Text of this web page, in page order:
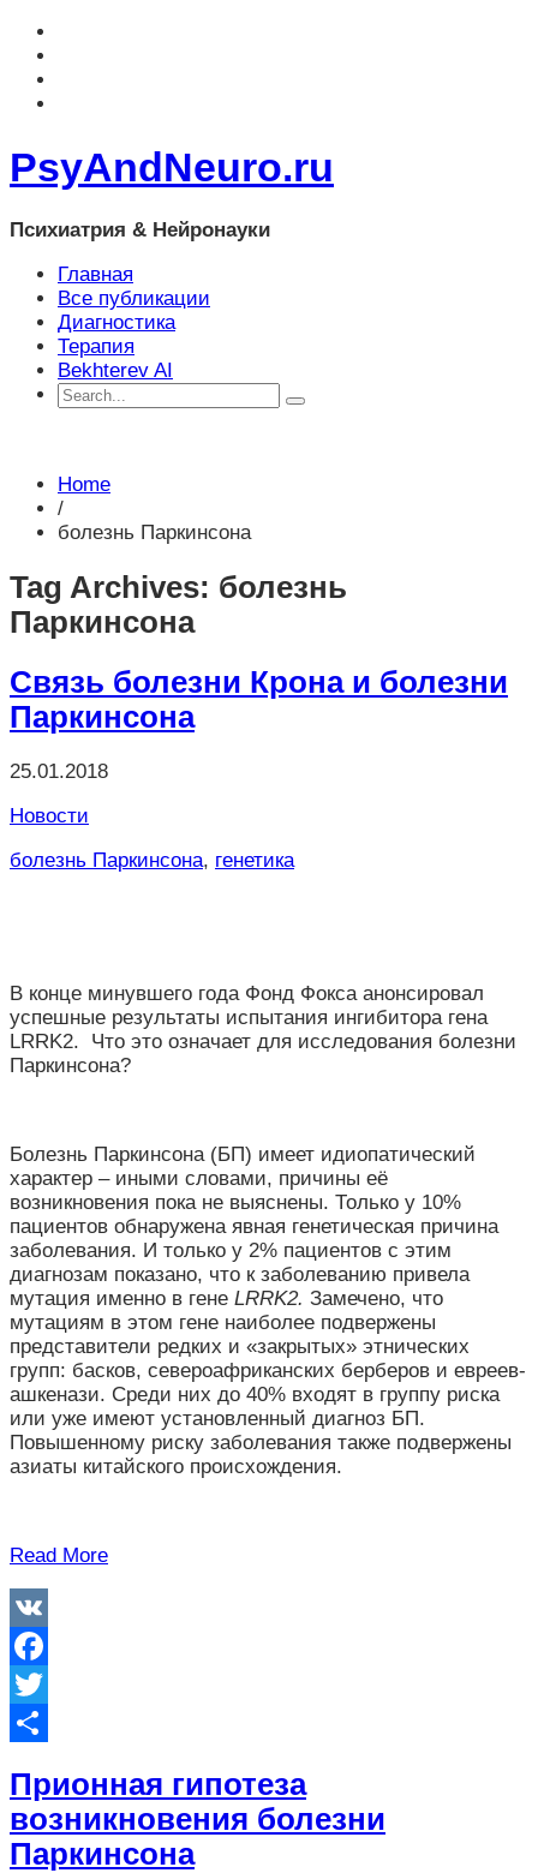
PsyAndNeuro.ru
Психиатрия & Нейронауки
Главная
Все публикации
Диагностика
Терапия
Bekhterev AI
Home
/
болезнь Паркинсона
Tag Archives: болезнь
Паркинсона
Связь болезни Крона и болезни
Паркинсона
25.01.2018
Новости
болезнь Паркинсона, генетика
В конце минувшего года Фонд Фокса анонсировал
успешные результаты испытания ингибитора гена
LRRK2. Что это означает для исследования болезни
Паркинсона?
Болезнь Паркинсона (БП) имеет идиопатический
характер – иными словами, причины её
возникновения пока не выяснены. Только у 10%
пациентов обнаружена явная генетическая причина
заболевания. И только у 2% пациентов с этим
диагнозам показано, что к заболеванию привела
мутация именно в гене LRRK2. Замечено, что
мутациям в этом гене наиболее подвержены
представители редких и «закрытых» этнических
групп: басков, североафриканских берберов и евреев-
ашкенази. Среди них до 40% входят в группу риска
или уже имеют установленный диагноз БП.
Повышенному риску заболевания также подвержены
азиаты китайского происхождения.
Read More
VK
Facebook
Twitter
Прионная гипотеза
возникновения болезни
Паркинсона